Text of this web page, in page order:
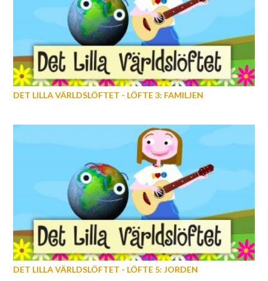
DET LILLA VÄRLDSLÖFTET - LÖFTE 3: FAMILJEN
DET LILLA VÄRLDSLÖFTET - LÖFTE 5: JORDEN